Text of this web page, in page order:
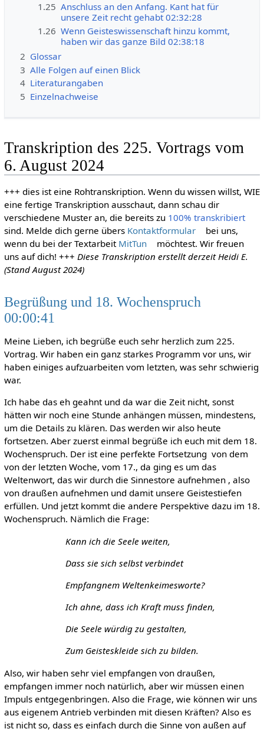
1.25 Anschluss an den Anfang. Kant hat für
unsere Zeit recht gehabt 02:32:28
1.26 Wenn Geisteswissenschaft hinzu kommt,
haben wir das ganze Bild 02:38:18
2 Glossar
3 Alle Folgen auf einen Blick
4 Literaturangaben
5 Einzelnachweise
Transkription des 225. Vortrags vom
6. August 2024
+++ dies ist eine Rohtranskription. Wenn du wissen willst, WIE
eine fertige Transkription ausschaut, dann schau dir
verschiedene Muster an, die bereits zu 100% transkribiert
sind. Melde dich gerne übers Kontaktformular
bei uns,
wenn du bei der Textarbeit MitTun
möchtest. Wir freuen
uns auf dich! +++ Diese Transkription erstellt derzeit Heidi E.
(Stand August 2024)
Begrüßung und 18. Wochenspruch
00:00:41
Meine Lieben, ich begrüße euch sehr herzlich zum 225.
Vortrag. Wir haben ein ganz starkes Programm vor uns, wir
haben einiges aufzuarbeiten vom letzten, was sehr schwierig
war.
Ich habe das eh geahnt und da war die Zeit nicht, sonst
hätten wir noch eine Stunde anhängen müssen, mindestens,
um die Details zu klären. Das werden wir also heute
fortsetzen. Aber zuerst einmal begrüße ich euch mit dem 18.
Wochenspruch. Der ist eine perfekte Fortsetzung von dem
von der letzten Woche, vom 17., da ging es um das
Weltenwort, das wir durch die Sinnestore aufnehmen , also
von draußen aufnehmen und damit unsere Geistestiefen
erfüllen. Und jetzt kommt die andere Perspektive dazu im 18.
Wochenspruch. Nämlich die Frage:
Kann ich die Seele weiten,
Dass sie sich selbst verbindet
Empfangnem Weltenkeimesworte?
Ich ahne, dass ich Kraft muss finden,
Die Seele würdig zu gestalten,
Zum Geisteskleide sich zu bilden.
Also, wir haben sehr viel empfangen von draußen,
empfangen immer noch natürlich, aber wir müssen einen
Impuls entgegenbringen. Also die Frage, wie können wir uns
aus eigenem Antrieb verbinden mit diesen Kräften? Also es
ist nicht so, dass es einfach durch die Sinne von außen auf